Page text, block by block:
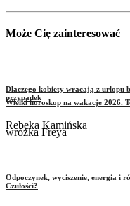
Wielki horoskop na wakacje 2026.
wróżka Freya
Może Cię zainteresować
Dlaczego kobiety wracają z urlopu
przypadek
Rebeka Kamińska
Odpoczynek, wyciszenie, energia i
Czułości?